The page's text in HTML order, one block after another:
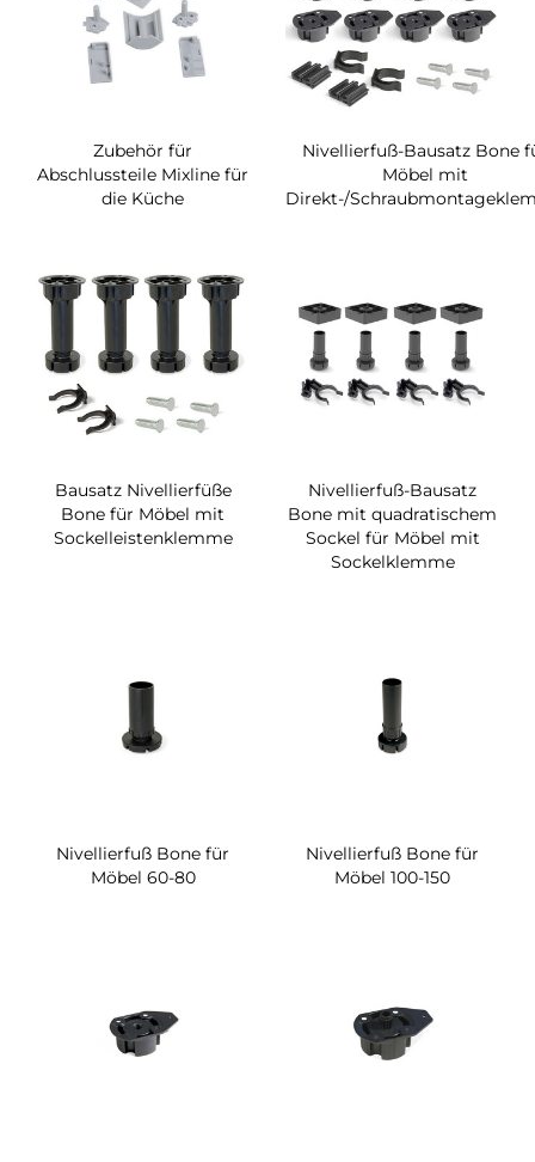
Zubehör für
Abschlussteile Mixline für
die Küche
Nivellierfuß-Bausatz Bone
Möbel mit
Direkt-/
Bausatz Nivellierfüße
Bone für Möbel mit
Sockelleistenklemme
Nivellierfuß-Bausatz
Bone mit quadratischem
Sockel für Möbel mit
Sockelklemme
Nivellierfuß Bone für
Möbel 60-80
Nivellierfuß Bone für
Möbel 100-150